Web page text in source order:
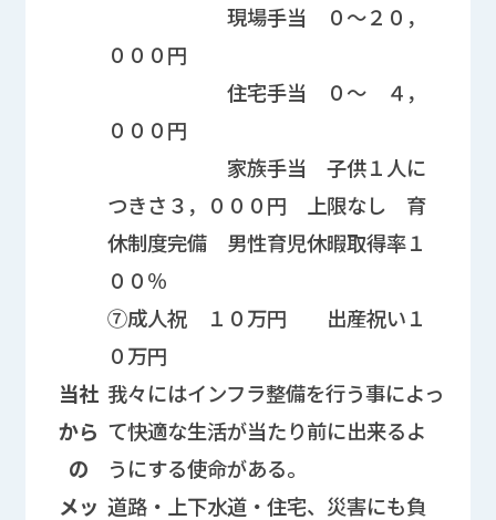
現場手当 ０～２０，
０００円
住宅手当 ０～ ４，
０００円
家族手当 子供１人に
つきさ３，０００円 上限なし 育
休制度完備 男性育児休暇取得率１
００％
⑦成人祝 １０万円 出産祝い１
０万円
当社
から
の
メッ
我々にはインフラ整備を行う事によっ
て快適な生活が当たり前に出来るよ
うにする使命がある。
道路・上下水道・住宅、災害にも負